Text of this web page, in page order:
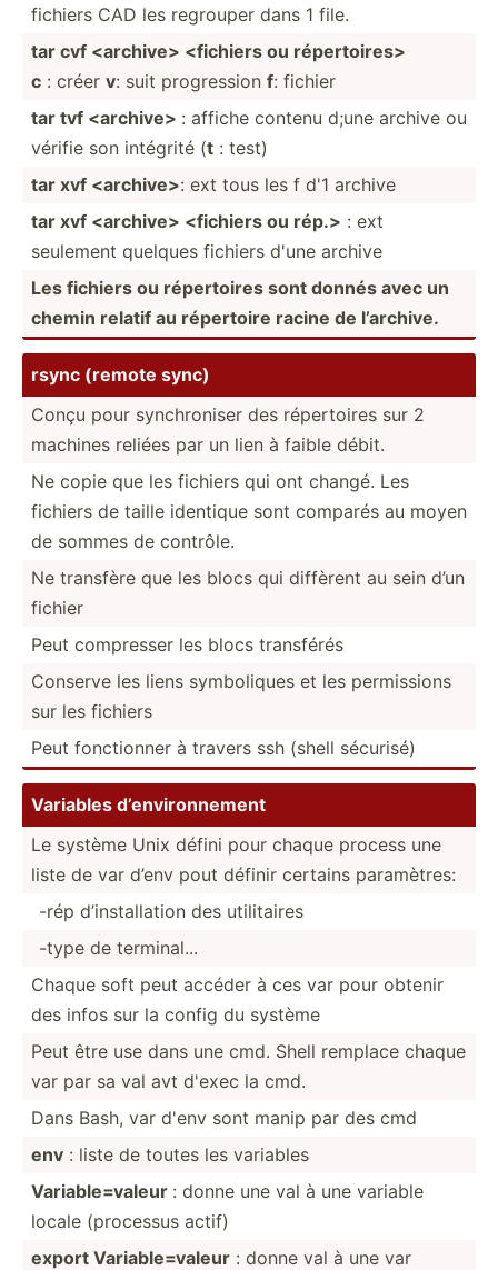
fichiers CAD les regrouper dans 1 file.
tar cvf <ar­chi­ve> <fi­chiers ou répert­oir­es>
c : créer v: suit progre­ssion f: fichier
tar tvf <ar­chi­ve> : affiche contenu d;une archive ou
vérifie son intégrité (t : test)
tar xvf <ar­chi­ve>: ext tous les f d'1 archive
tar xvf <ar­chi­ve> <fi­chiers ou rép.> : ext
seulement quelques fichiers d'une archive
Les fichiers ou répert­oires sont donnés avec un
chemin relatif au répertoire racine de l’archive.
rsync (remote sync)
Conçu pour synchr­oniser des répert­oires sur 2
machines reliées par un lien à faible débit.
Ne copie que les fichiers qui ont changé. Les
fichiers de taille identique sont comparés au moyen
de sommes de contrôle.
Ne transfère que les blocs qui diffèrent au sein d’un
fichier
Peut compresser les blocs transférés
Conserve les liens symbol­iques et les permis­sions
sur les fichiers
Peut foncti­onner à travers ssh (shell sécurisé)
Variables d’envi­ron­nement
Le système Unix défini pour chaque process une
liste de var d’env pout définir certains paramè­tres:
-rép d’inst­all­ation des utilit­aires
-type de termin­al...
Chaque soft peut accéder à ces var pour obtenir
des infos sur la config du système
Peut être use dans une cmd. Shell remplace chaque
var par sa val avt d'exec la cmd.
Dans Bash, var d'env sont manip par des cmd
env : liste de toutes les variables
Variab­le=­valeur : donne une val à une variable
locale (processus actif)
export Variab­le=­valeur : donne val à une var